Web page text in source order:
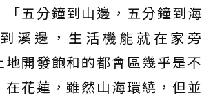
「五分鐘到山邊，五分鐘到海
溪邊，生活機能就在家旁
地開發飽和的都會區幾乎是不
在花蓮，雖然山海環繞，但並